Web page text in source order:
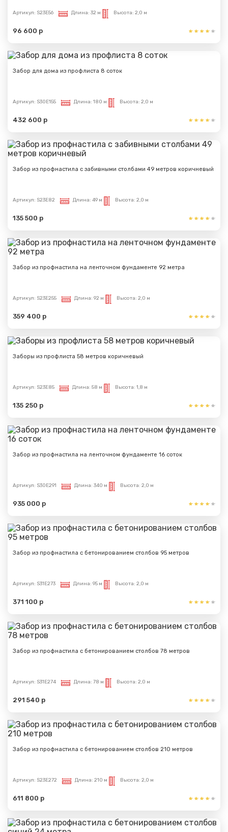
Артикул: S23E56 Длина: 32 м Высота: 2,0 м
96 600 р
Забор для дома из профлиста 8 соток
Артикул: S30E155 Длина: 180 м Высота: 2,0 м
432 600 р
Забор из профнастила с забивными столбами 49 метров коричневый
Артикул: S23E82 Длина: 49 м Высота: 2,0 м
135 500 р
Забор из профнастила на ленточном фундаменте 92 метра
Артикул: S23E255 Длина: 92 м Высота: 2,0 м
359 400 р
Заборы из профлиста 58 метров коричневый
Артикул: S23E85 Длина: 58 м Высота: 1,8 м
135 250 р
Забор из профнастила на ленточном фундаменте 16 соток
Артикул: S30E291 Длина: 340 м Высота: 2,0 м
935 000 р
Забор из профнастила с бетонированием столбов 95 метров
Артикул: S31E273 Длина: 95 м Высота: 2,0 м
371 100 р
Забор из профнастила с бетонированием столбов 78 метров
Артикул: S31E274 Длина: 78 м Высота: 2,0 м
291 540 р
Забор из профнастила с бетонированием столбов 210 метров
Артикул: S23E272 Длина: 210 м Высота: 2,0 м
611 800 р
Сообщение успешно
отправлено
Спасибо за обращение, наш специалист свяжется с